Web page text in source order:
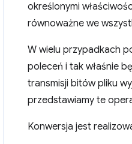
określonymi
równoważne we
W wielu przypadkach
poleceń i tak właśnie
transmisji bitów pliku
przedstawiamy te
Konwersja jest